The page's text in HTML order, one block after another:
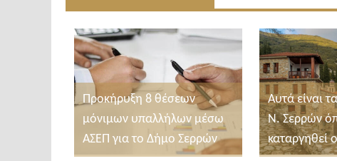
Προκήρυξη 8 θέσεων
μόνιμων υπαλλήλων μέσω
ΑΣΕΠ για το Δήμο Σερρών
Αυτά είναι
Ν. Σερρών
καταργηθεί